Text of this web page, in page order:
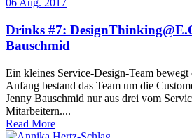
06 Aug. 2017
Drinks #7:
Bauschmid
Ein kleines Service-Design-Team
Anfang bestand das Team um die
Jenny Bauschmid nur aus drei vom
Mitarbeitern....
Read More